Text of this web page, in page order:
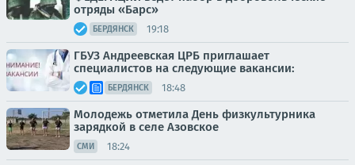
отряды «Барс»
БЕРДЯНСК 19:18
ГБУЗ Андреевская ЦРБ приглашает
специалистов на следующие вакансии:
БЕРДЯНСК 18:48
Молодежь отметила День физкультурника
зарядкой в селе Азовское
СМИ 18:24